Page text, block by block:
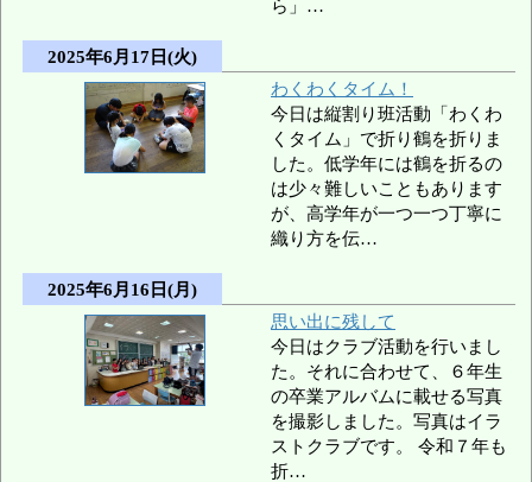
ら」…
2025年6月17日(火)
わくわくタイム！
今日は縦割り班活動「わくわ
くタイム」で折り鶴を折りま
した。低学年には鶴を折るの
は少々難しいこともあります
が、高学年が一つ一つ丁寧に
織り方を伝…
2025年6月16日(月)
思い出に残して
今日はクラブ活動を行いまし
た。それに合わせて、６年生
の卒業アルバムに載せる写真
を撮影しました。写真はイラ
ストクラブです。 令和７年も
折…